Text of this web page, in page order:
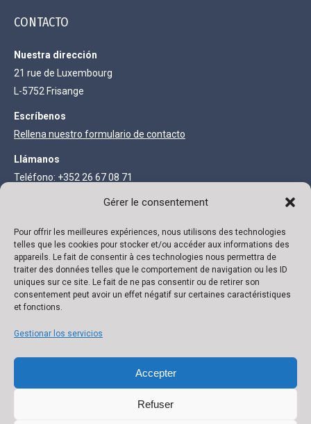
Gérer le consentement
Pour offrir les meilleures expériences, nous utilisons des technologies
telles que les cookies pour stocker et/ou accéder aux informations des
appareils. Le fait de consentir à ces technologies nous permettra de
traiter des données telles que le comportement de navigation ou les ID
uniques sur ce site. Le fait de ne pas consentir ou de retirer son
consentement peut avoir un effet négatif sur certaines caractéristiques
et fonctions.
Gestionar los servicios
Accepter
Refuser
CONTACTO
Nuestra dirección
21 rue de Luxembourg
L-5752 Frisange
Escríbenos
Rellena nuestro formulario de contacto
Llámanos
Teléfono: +352 26 67 08 71
INFORMACIÓN LEGAL
Sociedad anónima con un capital de 111.300 €
R.C. Luxemburgo B 118719 Autorización N° 136879/2 NIF IVA N°
LU 22332726 Banco: ING IBAN: LU02 0141 0443 4790 0000 / BIC
CELLLULL